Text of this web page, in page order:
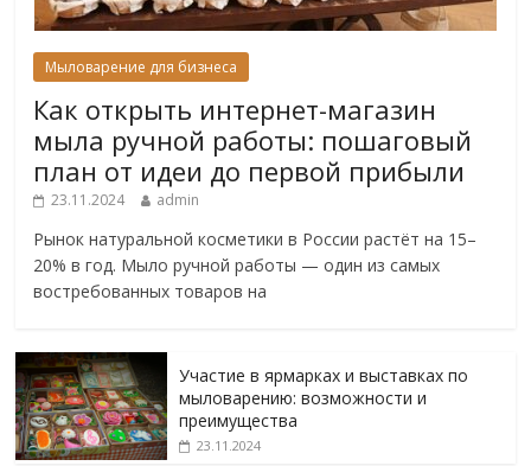
Мыловарение для бизнеса
Как открыть интернет-магазин
мыла ручной работы: пошаговый
план от идеи до первой прибыли
23.11.2024 admin
Рынок натуральной косметики в России растёт на 15–
20% в год. Мыло ручной работы — один из самых
востребованных товаров на
Участие в ярмарках и выставках по
мыловарению: возможности и
преимущества
23.11.2024